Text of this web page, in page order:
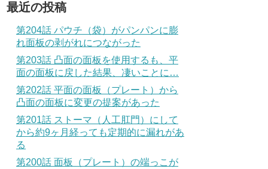
最近の投稿
第204話 パウチ（袋）がパンパンに膨
れ面板の剥がれにつながった
第203話 凸面の面板を使用するも、平
面の面板に戻した結果、凄いことに…
第202話 平面の面板（プレート）から
凸面の面板に変更の提案があった
第201話 ストーマ（人工肛門）にして
から約9ヶ月経っても定期的に漏れがあ
る
第200話 面板（プレート）の端っこが